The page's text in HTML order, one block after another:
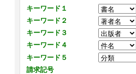
キーワード１
キーワード２
キーワード３
キーワード４
キーワード５
請求記号